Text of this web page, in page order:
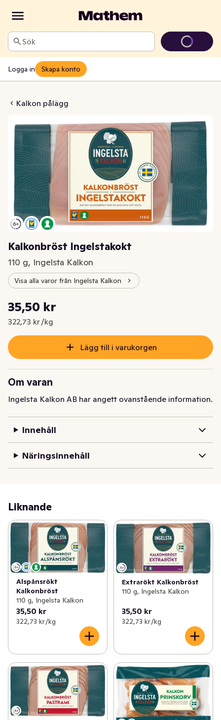
Sök
Logga in Skapa konto
Kalkon pålägg
Ingelstakokt
Kalkonbröst Ingelstakokt
110 g, Ingelsta Kalkon
Visa alla varor från Ingelsta Kalkon
Nuvarande pris är: 35,50 kr
35,50 kr
322,73 kr /kg
Styckpris: 322,73 kr /kg
Lägg till i varukorgen
Om varan
Ingelsta Kalkon AB har angett ovanstående information.
Innehåll
Näringsinnehåll
Liknande
Alspånsrökt
Kalkonbröst
110 g, Ingelsta Kalkon
35,50 kr
322,73 kr /kg
Extrarökt Kalkonbröst
110 g, Ingelsta Kalkon
35,50 kr
322,73 kr /kg